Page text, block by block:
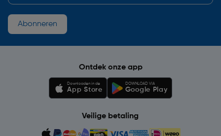
Abonneren
Ontdek onze app
Downloaden in de
App Store
DOWNLOAD VIA
Google Play
Veilige betaling